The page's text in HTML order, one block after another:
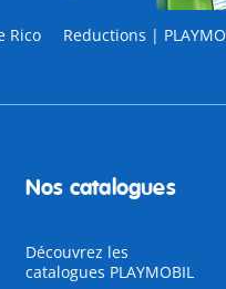
Rico Reductions |
Nos catalogues
Découvrez les
catalogues PLAYMOBIL